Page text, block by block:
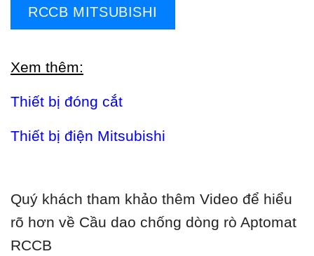
RCCB MITSUBISHI
Xem thêm:
Thiết bị đóng cắt
Thiết bị điện Mitsubishi
Quý khách tham khảo thêm Video để hiểu
rõ hơn về Cầu dao chống dòng rò Aptomat
RCCB